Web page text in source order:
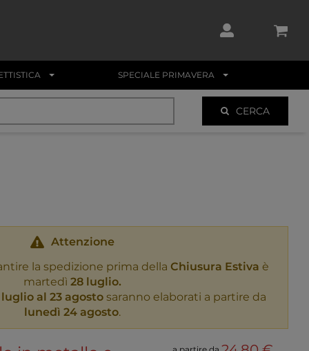
SPECIALE PRIMAVERA
CERCA
Attenzione
la spedizione prima della Chiusura Estiva è
martedì 28 luglio.
al 23 agosto saranno elaborati a partire da
lunedì 24 agosto.